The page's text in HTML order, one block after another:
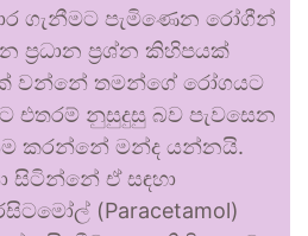
ගැනීමට පැමිණෙන රෝගීන්
ප්‍රශ්න කිහිපයක්
වන්නේ තමන්ගේ රෝගයට
එතරම් නුසුදුසු බව පැවසෙන
කරන්නේ මන්ද යන්නයි.
සිටින්නේ ඒ සඳහා
(Paracetamol)